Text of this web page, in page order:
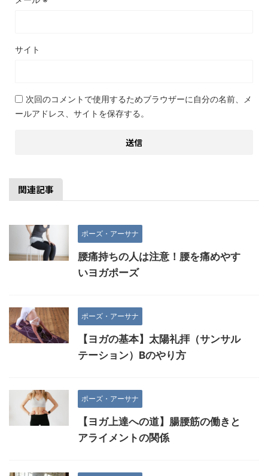
サイト
次回のコメントで使用するためブラウザーに自分の名前、メ
ールアドレス、サイトを保存する。
関連記事
ポーズ・アーサナ
腰痛持ちの人は注意！腰を痛めやす
いヨガポーズ
ポーズ・アーサナ
【ヨガの基本】太陽礼拝（サンサル
テーション）Bのやり方
ポーズ・アーサナ
【ヨガ上達への道】腸腰筋の働きと
アライメントの関係